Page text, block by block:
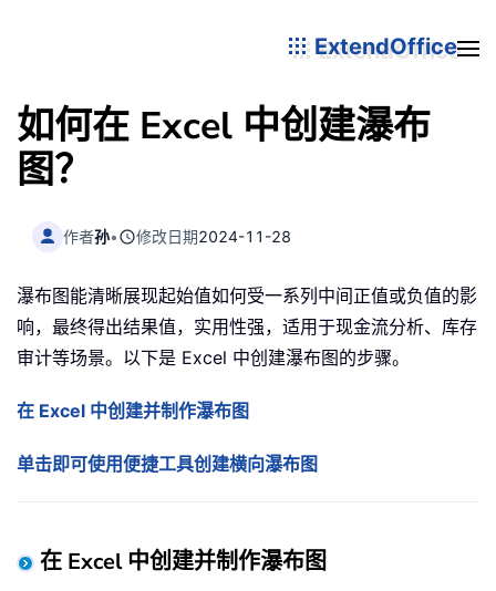
ExtendOffice
如何在 Excel 中创建瀑布
图？
作者孙• 修改日期2024-11-28
瀑布图能清晰展现起始值如何受一系列中间正值或负值的影
响，最终得出结果值，实用性强，适用于现金流分析、库存
审计等场景。以下是 Excel 中创建瀑布图的步骤。
在 Excel 中创建并制作瀑布图
单击即可使用便捷工具创建横向瀑布图
在 Excel 中创建并制作瀑布图